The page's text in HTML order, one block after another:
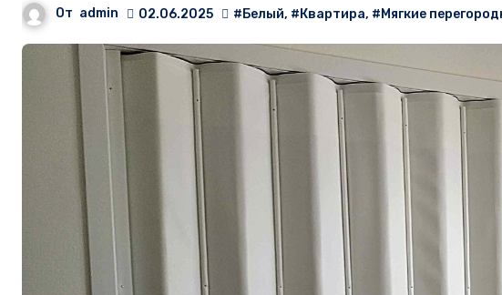
От admin 02.06.2025 #Белый, #Квартира, #Мягкие